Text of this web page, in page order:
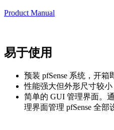
Product Manual
易于使用
预装 pfSense 系统，开箱
性能强大但外形尺寸较小
简单的 GUI 管理界面。
理界面管理 pfSense 全部